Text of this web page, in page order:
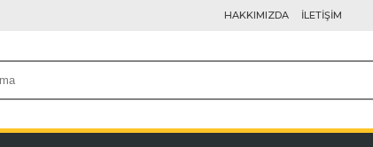
HAKKIMIZDA İLETİŞİM